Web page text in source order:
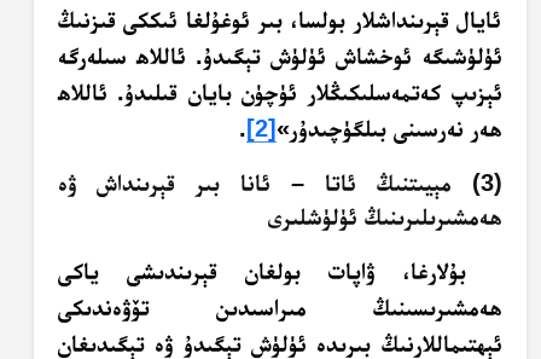
ئايال قېرىنداشلار بولسا، بىر ئوغۇلغا ئىككى قىزنىڭ
ئۈلۈشىگە ئوخشاش ئۈلۈش تېگىدۇ. ئاللاھ سىلەرگە
ئېزىپ كەتمەسلىكىڭلار ئۈچۈن بايان قىلىدۇ. ئاللاھ
ھەر نەرسىنى بىلگۈچىدۇر»[2]
.
(3) مېيىتنىڭ ئاتا – ئانا بىر قېرىنداش ۋە
ھەمشىرىلىرىنىڭ ئۈلۈشلىرى
بۇلارغا، ۋاپات بولغان قېرىندىشى ياكى
ھەمشىرىسىنىڭ مىراسىدىن تۆۋەندىكى
ئېھتىماللارنىڭ بىرىدە ئۈلۈش تېگىدۇ ۋە تېگىدىغان